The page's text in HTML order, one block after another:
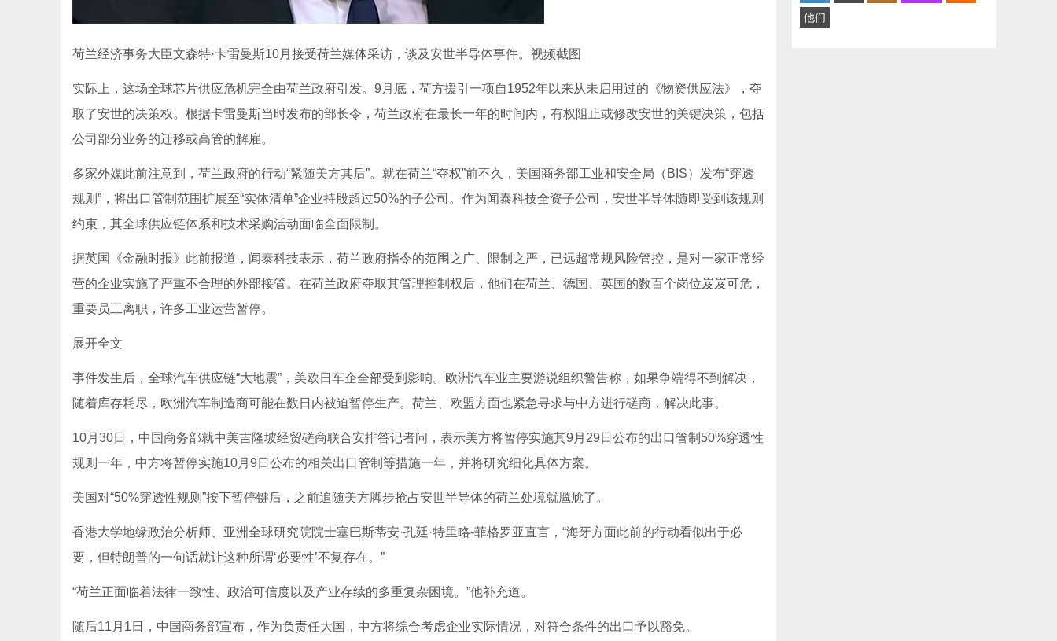
荷兰经济事务大臣文森特·卡雷曼斯10月接受荷兰媒体采访，谈及安世半导体事件。视频截图
实际上，这场全球芯片供应危机完全由荷兰政府引发。9月底，荷方援引一项自1952年以来从未启用过的《物资供应法》，夺
取了安世的决策权。根据卡雷曼斯当时发布的部长令，荷兰政府在最长一年的时间内，有权阻止或修改安世的关键决策，包括
公司部分业务的迁移或高管的解雇。
多家外媒此前注意到，荷兰政府的行动“紧随美方其后”。就在荷兰“夺权”前不久，美国商务部工业和安全局（BIS）发布“穿透
规则”，将出口管制范围扩展至“实体清单”企业持股超过50%的子公司。作为闻泰科技全资子公司，安世半导体随即受到该规则
约束，其全球供应链体系和技术采购活动面临全面限制。
据英国《金融时报》此前报道，闻泰科技表示，荷兰政府指令的范围之广、限制之严，已远超常规风险管控，是对一家正常经
营的企业实施了严重不合理的外部接管。在荷兰政府夺取其管理控制权后，他们在荷兰、德国、英国的数百个岗位岌岌可危，
重要员工离职，许多工业运营暂停。
展开全文
事件发生后，全球汽车供应链“大地震”，美欧日车企全部受到影响。欧洲汽车业主要游说组织警告称，如果争端得不到解决，
随着库存耗尽，欧洲汽车制造商可能在数日内被迫暂停生产。荷兰、欧盟方面也紧急寻求与中方进行磋商，解决此事。
10月30日，中国商务部就中美吉隆坡经贸磋商联合安排答记者问，表示美方将暂停实施其9月29日公布的出口管制50%穿透性
规则一年，中方将暂停实施10月9日公布的相关出口管制等措施一年，并将研究细化具体方案。
美国对“50%穿透性规则”按下暂停键后，之前追随美方脚步抢占安世半导体的荷兰处境就尴尬了。
香港大学地缘政治分析师、亚洲全球研究院院士塞巴斯蒂安·孔廷·特里略-菲格罗亚直言，“海牙方面此前的行动看似出于必
要，但特朗普的一句话就让这种所谓‘必要性’不复存在。”
“荷兰正面临着法律一致性、政治可信度以及产业存续的多重复杂困境。”他补充道。
随后11月1日，中国商务部宣布，作为负责任大国，中方将综合考虑企业实际情况，对符合条件的出口予以豁免。
他们